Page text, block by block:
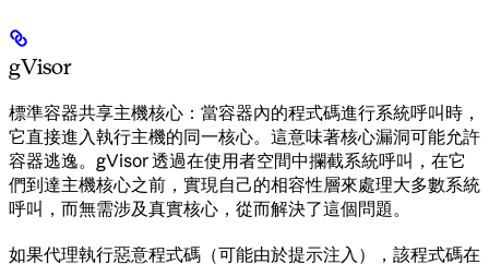
gVisor
標準容器共享主機核心：當容器內的程式碼進行系統呼叫時，
它直接進入執行主機的同一核心。這意味著核心漏洞可能允許
容器逃逸。gVisor 透過在使用者空間中攔截系統呼叫，在它
們到達主機核心之前，實現自己的相容性層來處理大多數系統
呼叫，而無需涉及真實核心，從而解決了這個問題。
如果代理執行惡意程式碼（可能由於提示注入），該程式碼在